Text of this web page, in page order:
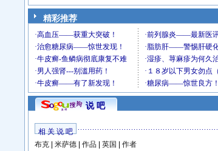
精彩推荐
说 吧
相 关 说 吧
布克| 米萨德| 作品| 英国 作者